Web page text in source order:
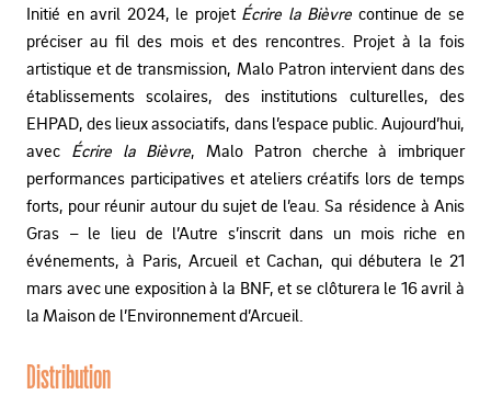
Initié en avril 2024, le projet Écrire la Bièvre continue de se
préciser au fil des mois et des rencontres. Projet à la fois
artistique et de transmission, Malo Patron intervient dans des
établissements scolaires, des institutions culturelles, des
EHPAD, des lieux associatifs, dans l’espace public. Aujourd’hui,
avec Écrire la Bièvre, Malo Patron cherche à imbriquer
performances participatives et ateliers créatifs lors de temps
forts, pour réunir autour du sujet de l’eau. Sa résidence à Anis
Gras – le lieu de l’Autre s’inscrit dans un mois riche en
événements, à Paris, Arcueil et Cachan, qui débutera le 21
mars avec une exposition à la BNF, et se clôturera le 16 avril à
la Maison de l’Environnement d’Arcueil.
Distribution